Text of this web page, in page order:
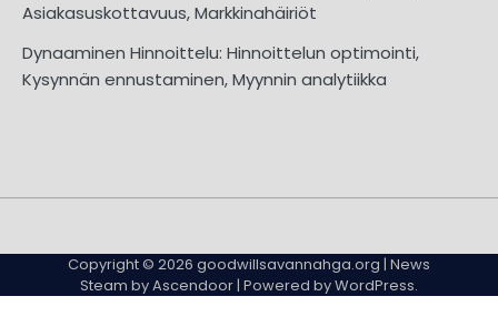
Asiakasuskottavuus, Markkinahäiriöt
Dynaaminen Hinnoittelu: Hinnoittelun optimointi,
Kysynnän ennustaminen, Myynnin analytiikka
Us
Us
Policy
Policy
and
Conditions
Copyright © 2026 goodwillsavannahga.org | News
Steam byAscendoor | Powered byWordPress.